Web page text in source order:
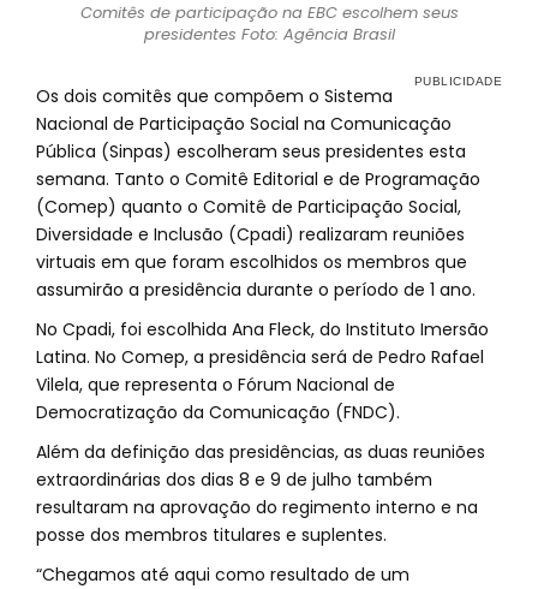
Comitês de participação na EBC escolhem seus
presidentes Foto: Agência Brasil
Os dois comitês que compõem o Sistema
Nacional de Participação Social na Comunicação
Pública (Sinpas) escolheram seus presidentes esta
semana. Tanto o Comitê Editorial e de Programação
(Comep) quanto o Comitê de Participação Social,
Diversidade e Inclusão (Cpadi) realizaram reuniões
virtuais em que foram escolhidos os membros que
assumirão a presidência durante o período de 1 ano.
No Cpadi, foi escolhida Ana Fleck, do Instituto Imersão
Latina. No Comep, a presidência será de Pedro Rafael
Vilela, que representa o Fórum Nacional de
Democratização da Comunicação (FNDC).
Além da definição das presidências, as duas reuniões
extraordinárias dos dias 8 e 9 de julho também
resultaram na aprovação do regimento interno e na
posse dos membros titulares e suplentes.
“Chegamos até aqui como resultado de um